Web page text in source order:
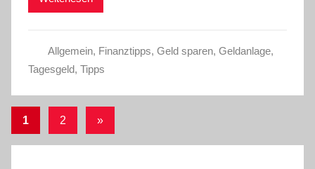
Allgemein, Finanztipps, Geld sparen, Geldanlage,
Tagesgeld, Tipps
Seitennummerierung
der
1 2
Nächste
»